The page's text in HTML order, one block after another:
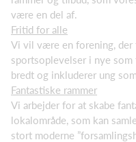
være en del af.
Fritid for alle
Vi vil være en forening,
sportsoplevelser i nye
bredt og inkluderer ung
Fantastiske rammer
Vi arbejder for at skabe
lokalområde, som kan
stort moderne